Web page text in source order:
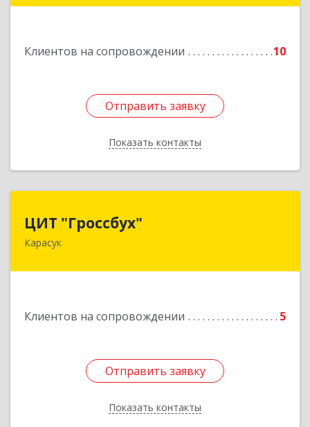
Клиентов на сопровождении 10
Отправить заявку
Показать контакты
Отправить заявку
Назад
ЦИТ "Гроссбух"
Карасук
Клиентов на сопровождении 5
Отправить заявку
Показать контакты
632861, Новосибирская обл, Карасукский р-н,
Отправить заявку
Назад